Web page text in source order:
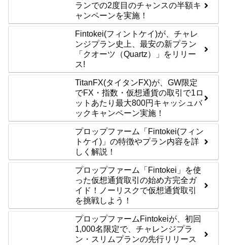
ランでの2度目のチャンスの半額キ
ャンペーンを実施！
Fintokei(フィントケイ)が、チャレ
ンジプラン史上、最安の新プラン
「クオーツ（Quartz）」をリリー
ス!
TitanFX(タイタンFX)が、GW限定
でFX・指数・仮想通貨の取引で1ロ
ットあたり最大800円キャッシュバ
ックキャンペーン実施！
プロップファーム「Fintokei(フィン
トケイ)」の特徴やプラン内容を詳
しく解説！
プロップファーム「Fintokei」を使
った仮想通貨取引の始め方完全ガ
イド！ノーリスクで仮想通貨取引
を挑戦しよう！
プロップファームFintokeiが、初回
1,000名限定で、チャレンジプラ
ン・スリムプランの先行リリース